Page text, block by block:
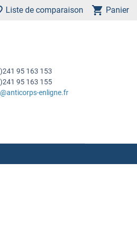
Liste de comparaison Panier
95 163 153
95 163 155
enligne.fr